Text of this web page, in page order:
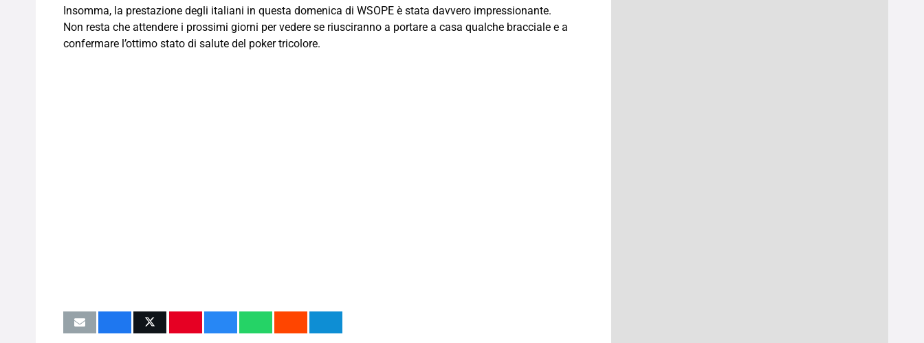
Insomma, la prestazione degli italiani in questa domenica di WSOPE è stata davvero impressionante.
Non resta che attendere i prossimi giorni per vedere se riusciranno a portare a casa qualche bracciale e a
confermare l’ottimo stato di salute del poker tricolore.